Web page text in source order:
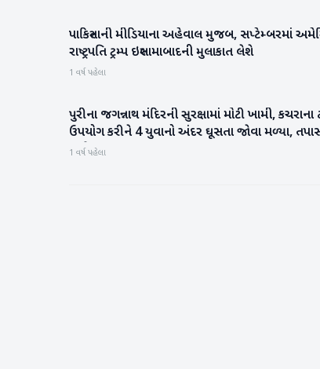
આંતરરાષ્ટ્રીય
પાકિસ્તાની મીડિયાના અહેવાલ મુજબ, સપ્ટેમ્બરમાં
રાષ્ટ્રપતિ ટ્રમ્પ ઇસ્લામાબાદની મુલાકાત લેશે
1 વર્ષ પહેલા
રાષ્ટ્રીય
પુરીના જગન્નાથ મંદિરની સુરક્ષામાં મોટી ખામી,
ઉપયોગ કરીને 4 યુવાનો અંદર ઘૂસતા જોવા મળ્યા,
આદેશ
1 વર્ષ પહેલા